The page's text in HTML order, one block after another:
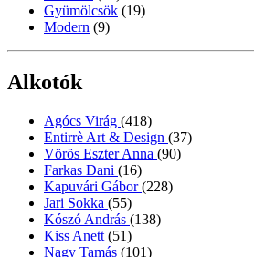
Gyümölcsök (19)
Modern (9)
Alkotók
Agócs Virág (418)
Entirrè Art & Design (37)
Vörös Eszter Anna (90)
Farkas Dani (16)
Kapuvári Gábor(228)
Jari Sokka (55)
Kószó András (138)
Kiss Anett (51)
Nagy Tamás (101)